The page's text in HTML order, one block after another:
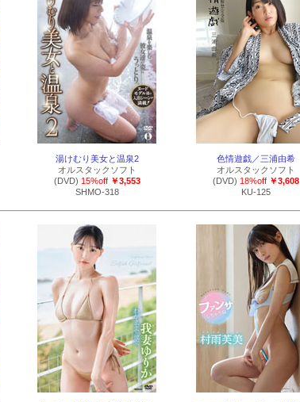
湯けむり美女と温泉2
オルスタックソフト
(DVD) 15%off ￥3,553
SHMO-318
色情遊戯／三浦由希
オルスタックソフト
(DVD) 18%off ￥3,608
KU-125